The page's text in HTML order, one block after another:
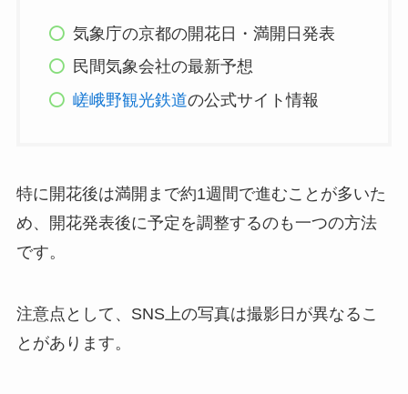
気象庁の京都の開花日・満開日発表
民間気象会社の最新予想
嵯峨野観光鉄道の公式サイト情報
特に開花後は満開まで約1週間で進むことが多いた
め、開花発表後に予定を調整するのも一つの方法
です。
注意点として、SNS上の写真は撮影日が異なるこ
とがあります。